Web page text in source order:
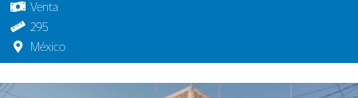
Venta
295
México